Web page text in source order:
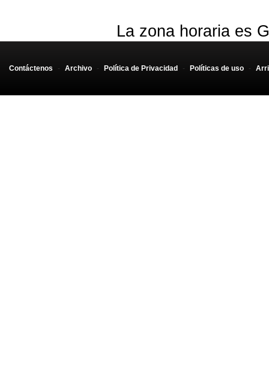
La zona horaria es
Contáctenos - Archivo - Política de Privacidad - Políticas de uso -